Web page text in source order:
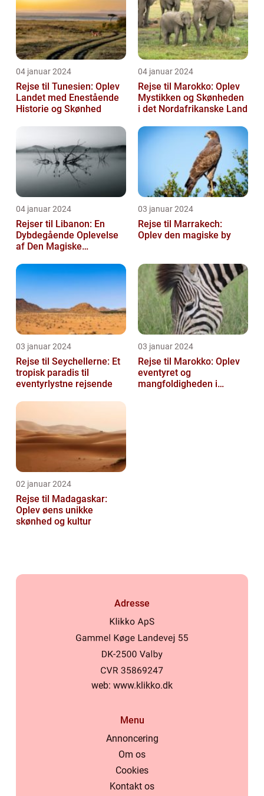
04 januar 2024
Rejse til Tunesien: Oplev
Landet med Enestående
Historie og Skønhed
04 januar 2024
Rejse til Marokko: Oplev
Mystikken og Skønheden
i det Nordafrikanske Land
04 januar 2024
Rejser til Libanon: En
Dybdegående Oplevelse
af Den Magiske
03 januar 2024
Rejse til Marrakech:
Oplev den magiske by
03 januar 2024
Rejse til Seychellerne: Et
tropisk paradis til
eventyrlystne rejsende
03 januar 2024
Rejse til Marokko: Oplev
eventyret og
mangfoldigheden i
02 januar 2024
Rejse til Madagaskar:
Oplev øens unikke
skønhed og kultur
Adresse
web: www.klikko.dk
Menu
Annoncering
Om os
Cookies
Kontakt os